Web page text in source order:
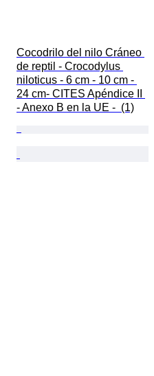
Cocodrilo del nilo Cráneo
de reptil - Crocodylus
niloticus - 6 cm - 10 cm -
24 cm- CITES Apéndice II
- Anexo B en la UE -  (1)